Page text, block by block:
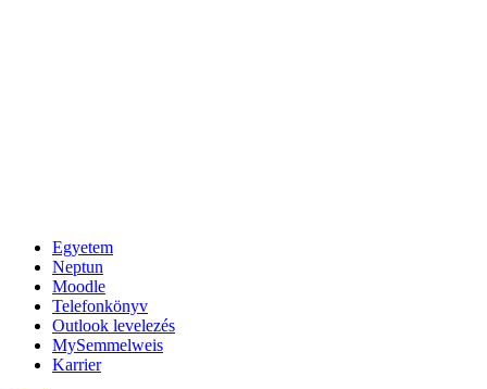
Egyetem
Neptun
Moodle
Telefonkönyv
Outlook levelezés
MySemmelweis
Karrier